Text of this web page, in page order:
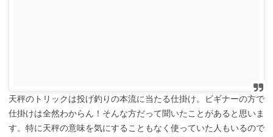
天秤のトリックは投げ釣りの本流に当たる仕掛け。ビギナーの方で
仕掛けは全然わからん！そんな方だって聞いたことがあると思いま
す。特に天秤の意味を気にすることもなく使っていた人もいるので